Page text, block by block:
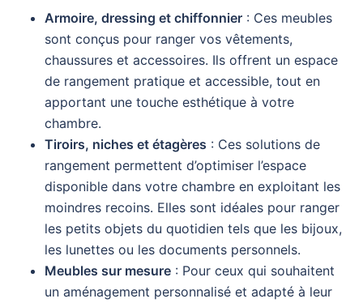
Armoire, dressing et chiffonnier : Ces meubles
sont conçus pour ranger vos vêtements,
chaussures et accessoires. Ils offrent un espace
de rangement pratique et accessible, tout en
apportant une touche esthétique à votre
chambre.
Tiroirs, niches et étagères : Ces solutions de
rangement permettent d’optimiser l’espace
disponible dans votre chambre en exploitant les
moindres recoins. Elles sont idéales pour ranger
les petits objets du quotidien tels que les bijoux,
les lunettes ou les documents personnels.
Meubles sur mesure : Pour ceux qui souhaitent
un aménagement personnalisé et adapté à leur